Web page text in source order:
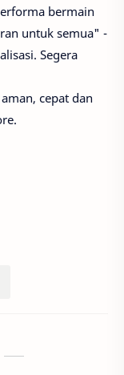
bermain
untuk semua" -
Segera
cepat dan